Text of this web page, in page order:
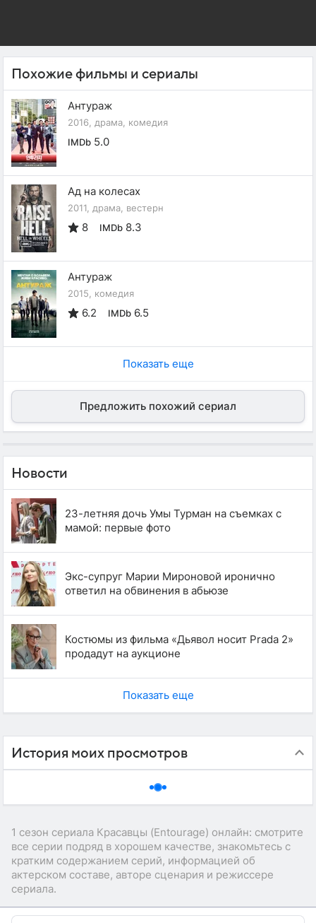
Похожие фильмы и сериалы
Антураж
2016, драма, комедия
IMDb 5.0
Ад на колесах
2011, драма, вестерн
8 IMDb 8.3
Антураж
2015, комедия
6.2 IMDb 6.5
Показать еще
Предложить похожий сериал
Новости
23-летняя дочь Умы Турман на съемках с
мамой: первые фото
Экс-супруг Марии Мироновой иронично
ответил на обвинения в абьюзе
Костюмы из фильма «Дьявол носит Prada 2»
продадут на аукционе
Показать еще
История моих просмотров
1 сезон сериала Красавцы (Entourage) онлайн: смотрите
все серии подряд в хорошем качестве, знакомьтесь с
кратким содержанием серий, информацией об
актерском составе, авторе сценария и режиссере
сериала.